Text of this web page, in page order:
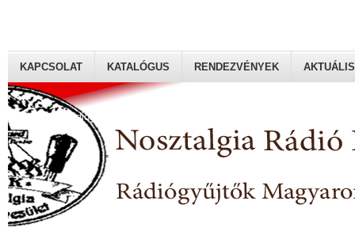
Rádiógyűjtők Magyaroszági Klubja
KAPCSOLAT KATALÓGUS RENDEZVÉNYEK AKTUÁLIS